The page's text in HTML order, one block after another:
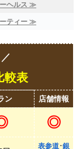
ヘルス ≫
ティー ≫
較表
ン 店舗情報
◎
表参道･銀